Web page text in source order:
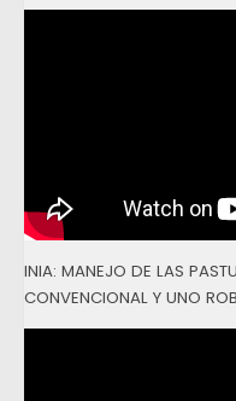
INIA: MANEJO DE LAS
CONVENCIONAL Y UNO